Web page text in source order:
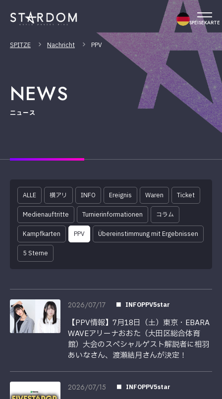
SPEISEKARTE
SPITZE Nachricht PPV
NEWS
ニュース
ALLE 横アリ INFO Ereignis Waren Ticket
Medienauftritte Turnierinformationen コラム
Kampfkarten PPV Übereinstimmung mit Ergebnissen
5 Sterne
2026/07/17 INFOPPV5star
【PPV情報】7月18日（土）東京・EBARA
WAVEアリーナおおた（大田区総合体育
館）大会のスペシャルゲスト解説者に相羽
あいなさん、渡瀬結月さんが決定！
2026/07/15 INFOPPV5star